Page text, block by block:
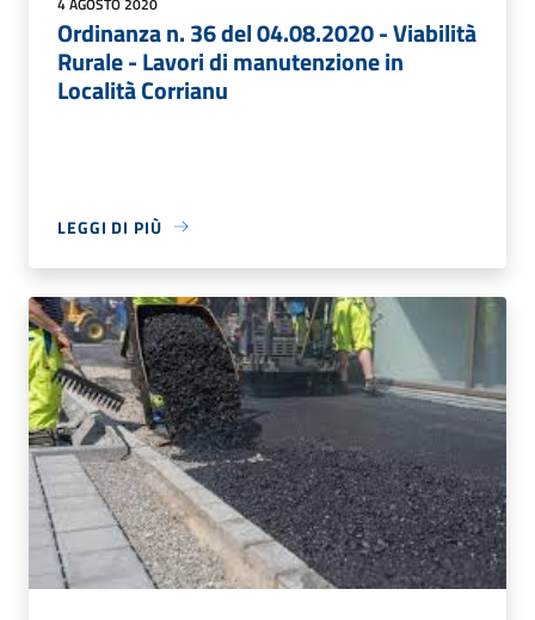
Ordinanza n. 36 del 04.08.2020 - Viabilità
Rurale - Lavori di manutenzione in
Località Corrianu
LEGGI DI PIÙ